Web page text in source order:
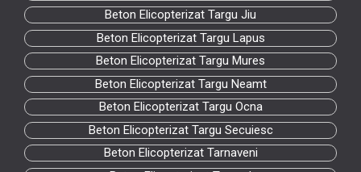
Beton Elicopterizat Targu Jiu
Beton Elicopterizat Targu Lapus
Beton Elicopterizat Targu Mures
Beton Elicopterizat Targu Neamt
Beton Elicopterizat Targu Ocna
Beton Elicopterizat Targu Secuiesc
Beton Elicopterizat Tarnaveni